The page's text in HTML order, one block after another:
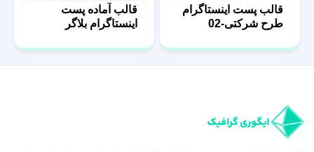
قالب پست اینستاگرام
طرح شرکتی-02
قالب آماده پست
اینستاگرام بلاگر